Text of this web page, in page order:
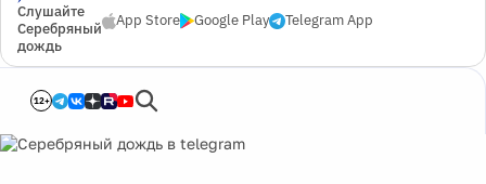
Слушайте
Серебряный
дождь
App Store Google Play Telegram App
12+